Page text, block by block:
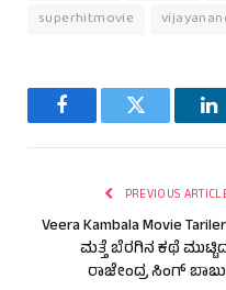
superhitmovie
FacebookTwitter
PREVIOUS
Veera Kambala Movie
ಮತ್ತೆ ಬೆರಗಿನ ಕಥೆ
ರಾಜೇಂದ್ರ ಸಿಂಗ್